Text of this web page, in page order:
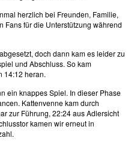
herzlich bei Freunden, Familie,
Fans für die Unterstützung während
doch dann kam es leider zu
und Abschluss. So kam
14:12 heran.
ein knappes Spiel. In dieser Phase
Kattenvenne kam durch
zur Führung, 22:24 aus Adlersicht
kamen wir erneut in